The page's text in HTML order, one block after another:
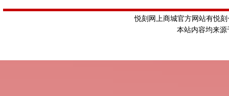
悦刻网上商城官方网站有悦
本站内容均来